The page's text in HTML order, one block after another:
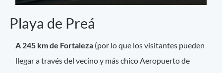
Playa de Preá
A 245 km de Fortaleza (por lo que los visitantes pueden
llegar a través del vecino y más chico Aeropuerto de